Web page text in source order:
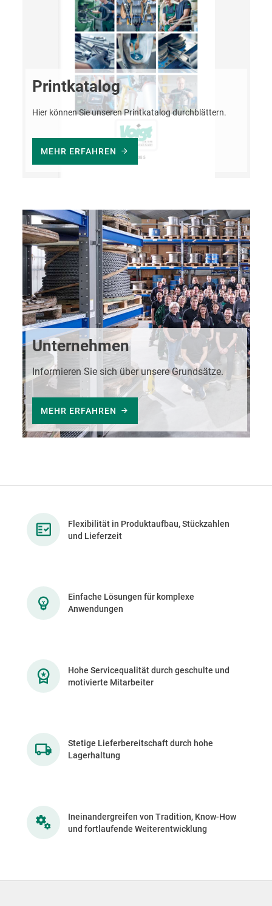
Printkatalog
Hier können Sie unseren Printkatalog durchblättern.
MEHR ERFAHREN
Unternehmen
Informieren Sie sich über unsere Grundsätze.
MEHR ERFAHREN
Flexibilität in Produktaufbau, Stückzahlen
und Lieferzeit
Einfache Lösungen für komplexe
Anwendungen
Hohe Servicequalität durch geschulte und
motivierte Mitarbeiter
Stetige Lieferbereitschaft durch hohe
Lagerhaltung
Ineinandergreifen von Tradition, Know-How
und fortlaufende Weiterentwicklung